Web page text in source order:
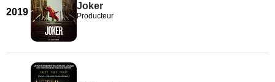
2019
Joker
Producteur